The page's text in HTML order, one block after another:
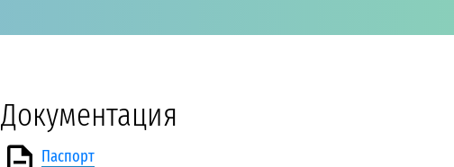
Документация
Паспорт